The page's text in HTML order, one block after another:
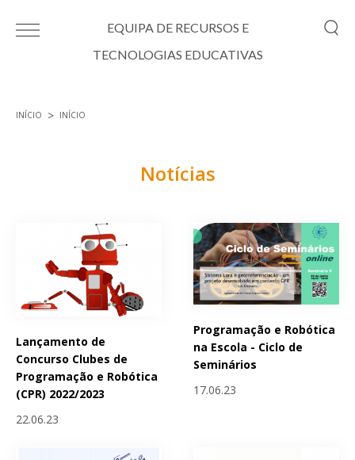
EQUIPA DE RECURSOS E
TECNOLOGIAS EDUCATIVAS
INÍCIO INÍCIO
Notícias
Lançamento de
Concurso Clubes de
Programação e Robótica
(CPR) 2022/2023
22.06.23
Programação e Robótica
na Escola - Ciclo de
Seminários
17.06.23
Páginas